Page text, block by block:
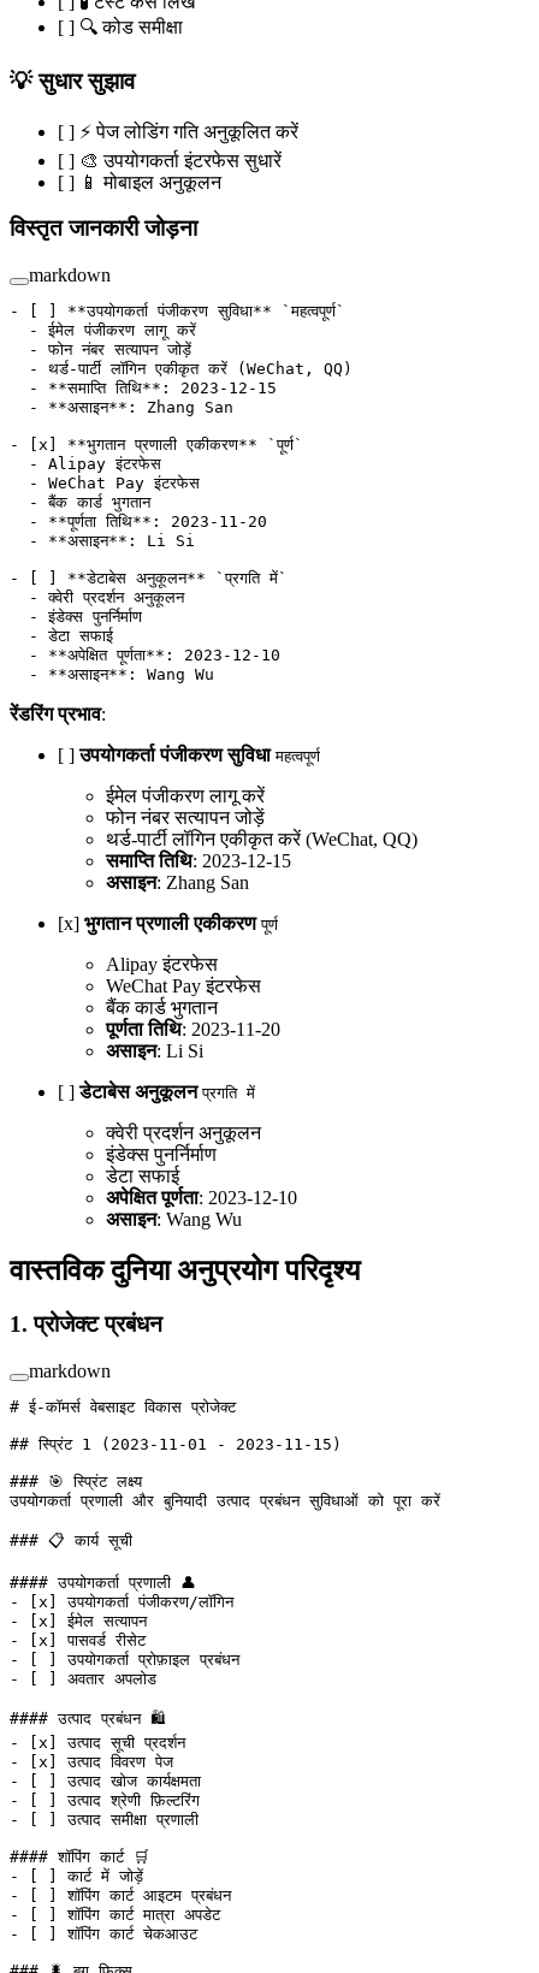
[ ] 🔍 कोड समीक्षा
💡 सुधार सुझाव
[ ] ⚡ पेज लोडिंग गति अनुकूलित करें
[ ] 🎨 उपयोगकर्ता इंटरफेस सुधारें
[ ] 📱 मोबाइल अनुकूलन
विस्तृत जानकारी जोड़ना
markdown
- **उपयोगकर्ता पंजीकरण सुविधा** `महत्वपूर्ण`
  -
ईमेल पंजीकरण लागू करें
  -
फोन नंबर सत्यापन जोड़ें
  -
थर्ड-पार्टी लॉगिन एकीकृत करें (WeChat, QQ)
  -
**समाप्ति तिथि** : 2023-12-15
  -
**असाइन** : Zhang San
- x **भुगतान प्रणाली एकीकरण** `पूर्ण`
  -
Alipay इंटरफेस
  -
WeChat Pay इंटरफेस
  -
बैंक कार्ड भुगतान
  -
**पूर्णता तिथि** : 2023-11-20
  -
**असाइन** : Li Si
- **डेटाबेस अनुकूलन** `प्रगति में`
  -
क्वेरी प्रदर्शन अनुकूलन
  -
इंडेक्स पुनर्निर्माण
  -
डेटा सफाई
  -
**अपेक्षित पूर्णता** : 2023-12-10
  -
**असाइन** : Wang Wu
रेंडरिंग प्रभाव:
[ ]उपयोगकर्ता पंजीकरण सुविधा महत्वपूर्ण
ईमेल पंजीकरण लागू करें
फोन नंबर सत्यापन जोड़ें
थर्ड-पार्टी लॉगिन एकीकृत करें (WeChat, QQ)
समाप्ति तिथि: 2023-12-15
असाइन: Zhang San
[x] भुगतान प्रणाली एकीकरण पूर्ण
Alipay इंटरफेस
WeChat Pay इंटरफेस
बैंक कार्ड भुगतान
पूर्णता तिथि: 2023-11-20
असाइन: Li Si
[ ]डेटाबेस अनुकूलन प्रगति में
क्वेरी प्रदर्शन अनुकूलन
इंडेक्स पुनर्निर्माण
डेटा सफाई
अपेक्षित पूर्णता: 2023-12-10
असाइन: Wang Wu
वास्तविक दुनिया अनुप्रयोग परिदृश्य
1. प्रोजेक्ट प्रबंधन
markdown
# ई-कॉमर्स वेबसाइट विकास प्रोजेक्ट
## स्प्रिंट 1 (2023-11-01 - 2023-11-15)
### 🎯 स्प्रिंट लक्ष्य
उपयोगकर्ता प्रणाली और बुनियादी उत्पाद प्रबंधन सुविधाओं को पूरा करें
### 📋 कार्य सूची
#### उपयोगकर्ता प्रणाली 👤
-
[ x ] उपयोगकर्ता पंजीकरण/लॉगिन
-
[ x ] ईमेल सत्यापन
-
[ x ] पासवर्ड रीसेट
-
[ ] उपयोगकर्ता प्रोफ़ाइल प्रबंधन
-
[ ] अवतार अपलोड
#### उत्पाद प्रबंधन 🛍️
-
[ x ] उत्पाद सूची प्रदर्शन
-
[ x ] उत्पाद विवरण पेज
-
[ ] उत्पाद खोज कार्यक्षमता
-
[ ] उत्पाद श्रेणी फ़िल्टरिंग
-
[ ] उत्पाद समीक्षा प्रणाली
#### शॉपिंग कार्ट 🛒
-
[ ] कार्ट में जोड़ें
-
[ ] शॉपिंग कार्ट आइटम प्रबंधन
-
[ ] शॉपिंग कार्ट मात्रा अपडेट
-
[ ] शॉपिंग कार्ट चेकआउट